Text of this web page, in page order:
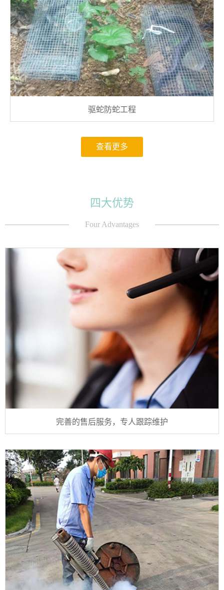
驱蛇防蛇工程
查看更多
四大优势
Four Advantages
完善的售后服务，专人跟踪维护